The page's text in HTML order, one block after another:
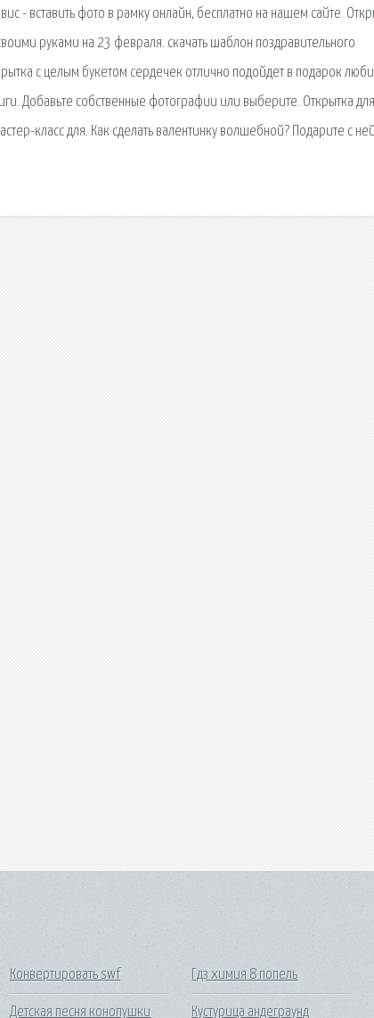
- вставить фото в рамку онлайн, бесплатно на нашем сайте.
руками на 23 февраля. скачать шаблон поздравительного
с целым букетом сердечек отлично подойдет в подарок
Добавьте собственные фотографии или выберите. Открытка
класс для. Как сделать валентинку волшебной? Подарите с
Конвертировать swf
Детская песня конопушки
Гдз химия 8 попель
Кустурица андеграунд